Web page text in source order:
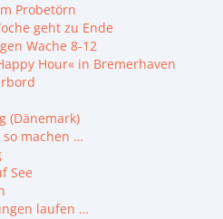
Probetörn
geht zu Ende
Wache 8-12
Hour« in Bremerhaven
(Dänemark)
machen …
See
laufen …